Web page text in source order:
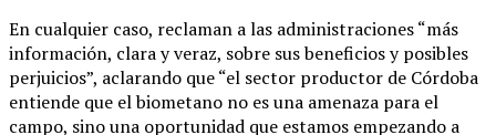
En cualquier caso, reclaman a las administraciones “más
información, clara y veraz, sobre sus beneficios y posibles
perjuicios”, aclarando que “el sector productor de Córdoba
entiende que el biometano no es una amenaza para el
campo, sino una oportunidad que estamos empezando a